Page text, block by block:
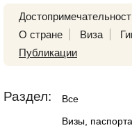
О стране
Виза
Публикации
Раздел: Все
Визы,